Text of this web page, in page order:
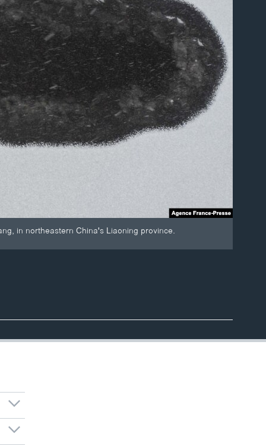
in northeastern China's Liaoning province.